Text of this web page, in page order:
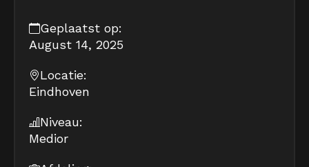
Geplaatst op:
August 14, 2025
Locatie:
Eindhoven
Niveau:
Medior